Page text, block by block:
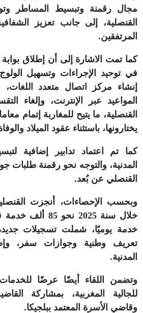
مجال رقمنة وتبسيط المساطر
القنصلية، إلى جانب تعزيز
المرتفقين.
كما تمت الاشارة إلى أن إطلاق بوابة
في توحيد الإجراءات وتسهيل
إنشاء مركز اتصال متعدد
المواعيد عبر الإنترنت، وإلغاء
القنصلية، ما يتيح للمغاربة إتمام
يختارونها، باستثناء عقود الميلاد
كما تم اعتماد تدابير إضافية
المدنية، والتوجه نحو رقمنة طلبات
القنصلي عن بُعد.
وبحسب الإحصاءات، أنجزت
خدمة يوميًا، شملت تسجيلات
تعريف وطنية وجوازات سفر،
المدنية.
وتضمن اللقاء أيضًا عرضًا للخدمات
للجالية المغربية، بمشاركة
وقاضي الأسرة المعتمد ببلجيكا.